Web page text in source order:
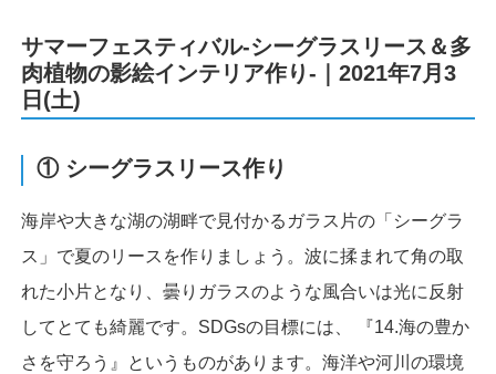
サマーフェスティバル-シーグラスリース＆多
肉植物の影絵インテリア作り-｜2021年7月3
日(土)
① シーグラスリース作り
海岸や大きな湖の湖畔で見付かるガラス片の「シーグラ
ス」で夏のリースを作りましょう。波に揉まれて角の取
れた小片となり、曇りガラスのような風合いは光に反射
してとても綺麗です。SDGsの目標には、 『14.海の豊か
さを守ろう』というものがあります。海洋や河川の環境